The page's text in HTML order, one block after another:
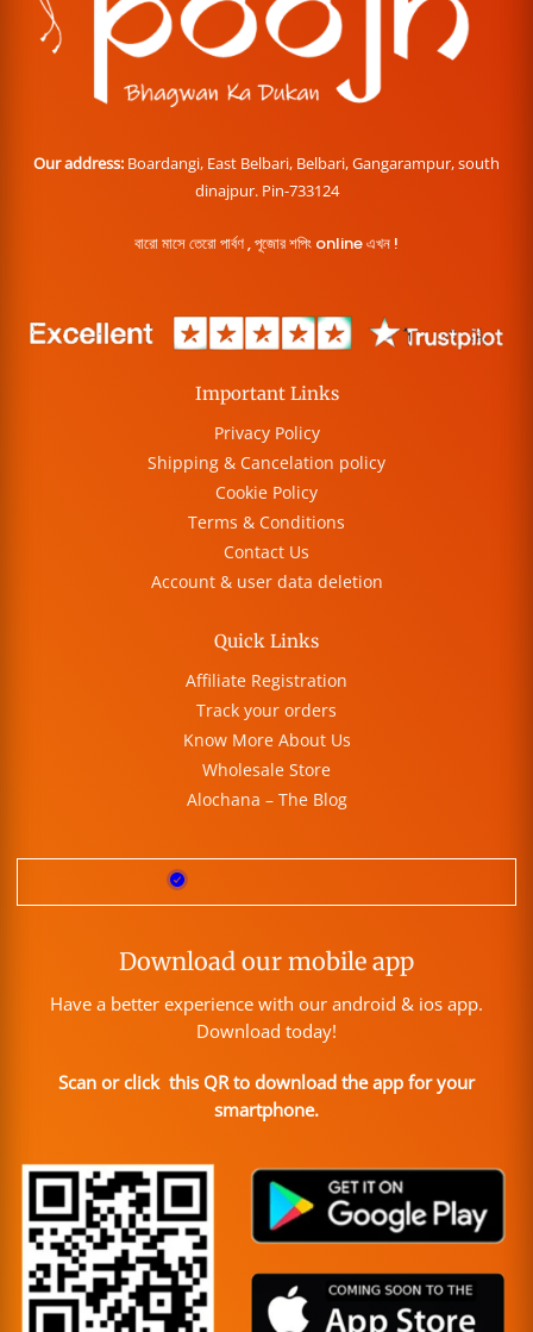
Our address: Boardangi, East Belbari, Belbari, Gangarampur, south
dinajpur. Pin-733124
বারো মাসে তেরো পার্বণ , পূজোর শপিং online এখন !
Important Links
Privacy Policy
Shipping & Cancelation policy
Cookie Policy
Terms & Conditions
Contact Us
Account & user data deletion
Quick Links
Affiliate Registration
Track your orders
Know More About Us
Wholesale Store
Alochana – The Blog
Download our mobile app
Have a better experience with our android & ios app.
Download today!
Scan or click this QR to download the app for your
smartphone.